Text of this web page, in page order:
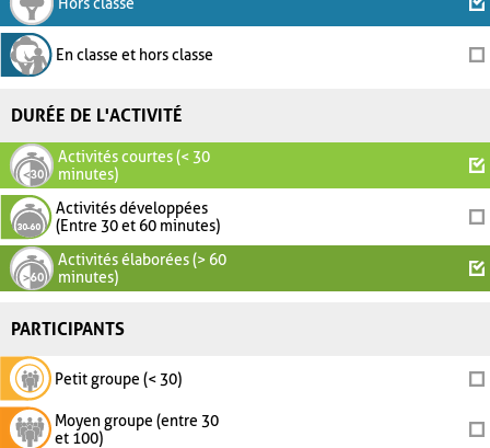
En classe et hors classe
DURÉE DE L'ACTIVITÉ
Activités courtes (< 30
minutes)
Activités développées
(Entre 30 et 60 minutes)
Activités élaborées (> 60
minutes)
PARTICIPANTS
Petit groupe (< 30)
Moyen groupe (entre 30
et 100)